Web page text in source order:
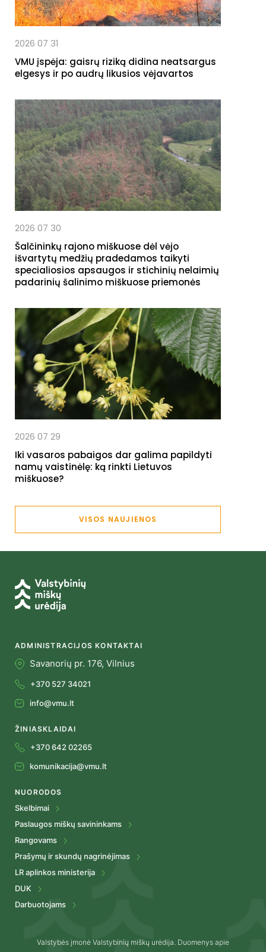
2026 07 31
VMU įspėja: gaisrų riziką didina neatsargus
elgesys ir po audrų likusios vėjavartos
2026 07 30
Šalčininkų rajono miškuose dėl vėjo
išvartytų medžių pradedamos taikyti
specialiosios apsaugos ir stichinių nelaimių
padarinių šalinimo miškuose priemonės
2026 07 29
Iki vasaros pabaigos dar galima papildyti
namų vaistinėlę: ką rinkti Lietuvos
miškuose?
VISOS NAUJIENOS
ADMINISTRACIJOS KONTAKTAI
Savanorių pr. 176, Vilnius
+370 527 34021
info@vmu.lt
ŽINIASKLAIDAI
+370 642 02265
komunikacija@vmu.lt
NUORODOS
Skelbimai
Paslaugos miškų savininkams
Rangovams
Prašymų ir skundų nagrinėjimas
LR aplinkos ministerija
DUK
Darbuotojams
Valstybės įmonė Valstybinių miškų urėdija. Duomenys apie